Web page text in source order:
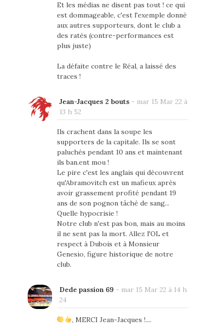
Et les médias ne disent pas tout ! ce qui
est dommageable, c'est l'exemple donné
aux autres supporteurs, dont le club a
des ratés (contre-performances est
plus juste)
La défaite contre le Réal, a laissé des
traces !
Jean-Jacques 2 bouts- mar 15 Mar 22 à
13 h 52
Ils crachent dans la soupe les
supporters de la capitale. Ils se sont
paluchés pendant 10 ans et maintenant
ils ban.ent mou !
Le pire c'est les anglais qui découvrent
qu'Abramovitch est un mafieux après
avoir grassement profité pendant 19
ans de son pognon tâché de sang...
Quelle hypocrisie !
Notre club n'est pas bon, mais au moins
il ne sent pas la mort. Allez l'OL et
respect à Dubois et à Monsieur
Genesio, figure historique de notre
club.
Dede passion 69 - mar 15 Mar 22 à 14 h
24
, MERCI Jean-Jacques !....